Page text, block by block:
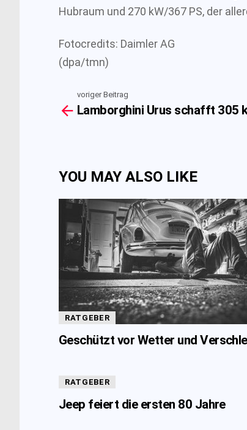
Hubraum und 270 kW/367 PS, der
Fotocredits: Daimler AG
(dpa/tmn)
more
voriger Beitrag
Lamborghini Urus schafft 305
YOU MAY ALSO LIKE
RATGEBER
Geschützt vor Wetter und
RATGEBER
Jeep feiert die ersten 80 Jahre